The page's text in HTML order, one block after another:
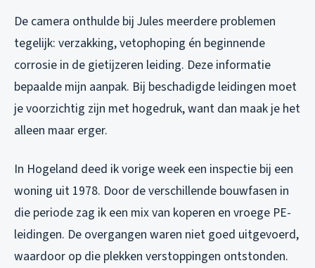
De camera onthulde bij Jules meerdere problemen
tegelijk: verzakking, vetophoping én beginnende
corrosie in de gietijzeren leiding. Deze informatie
bepaalde mijn aanpak. Bij beschadigde leidingen moet
je voorzichtig zijn met hogedruk, want dan maak je het
alleen maar erger.
In Hogeland deed ik vorige week een inspectie bij een
woning uit 1978. Door de verschillende bouwfasen in
die periode zag ik een mix van koperen en vroege PE-
leidingen. De overgangen waren niet goed uitgevoerd,
waardoor op die plekken verstoppingen ontstonden.